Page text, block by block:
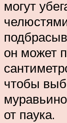
могут
он может
чтобы
от паука.